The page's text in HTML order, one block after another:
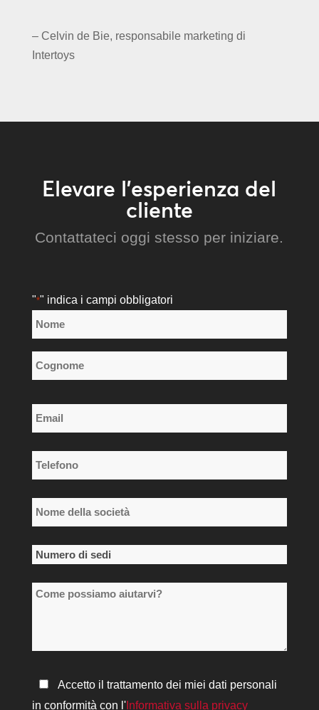
– Celvin de Bie, responsabile marketing di
Intertoys
Elevare l’esperienza del
cliente
Contattateci oggi stesso per iniziare.
"*" indica i campi obbligatori
Nome
*
Email
*
Telefono
*
Nome
della
società
*
Numero
sedi
Come
Informativa
sulla
Accetto il trattamento dei miei dati personali
in conformità con l'Informativa sulla privacy